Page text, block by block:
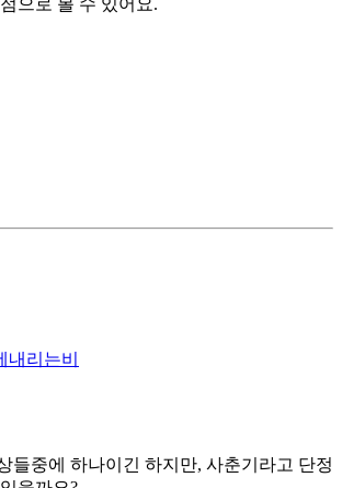
으로 볼 수 있어요.
내리는비
들중에 하나이긴 하지만, 사춘기라고 단정